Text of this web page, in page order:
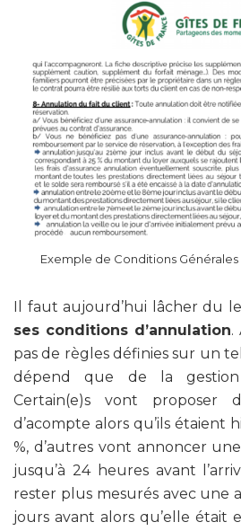
Exemple de Conditions
Il faut aujourd’hui lâcher du
ses conditions d’annulation.
pas de règles définies sur un
dépend que de la gestion
Certain(e)s vont proposer
d’acompte alors qu’ils étaient
%, d’autres vont annoncer
jusqu’à 24 heures avant
rester plus mesurés avec une
jours avant alors qu’elle était